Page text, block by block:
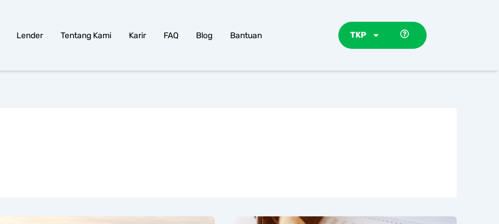
Lender Tentang Kami Karir FAQ Blog Bantuan TKP